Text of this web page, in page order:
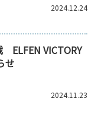
2024.12.24
ELFEN VICTORY
せ
2024.11.23